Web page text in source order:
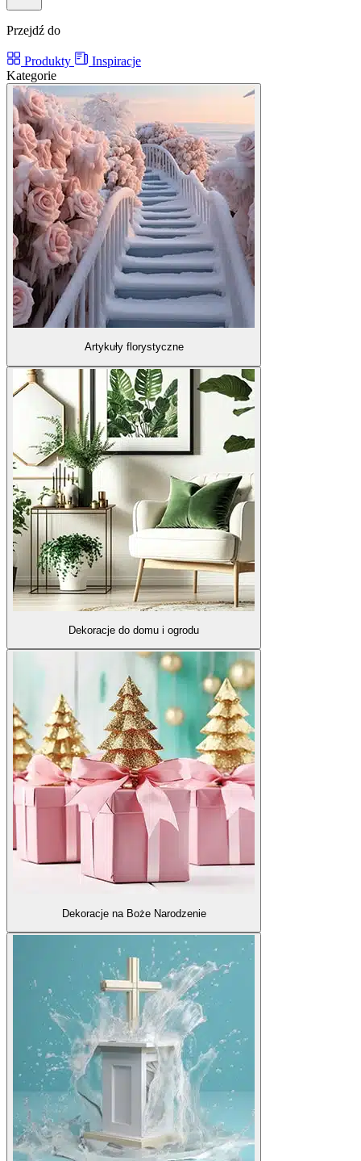
Przejdź do
Produkty
Inspiracje
Kategorie
Artykuły florystyczne
Dekoracje do domu i ogrodu
Dekoracje na Boże Narodzenie